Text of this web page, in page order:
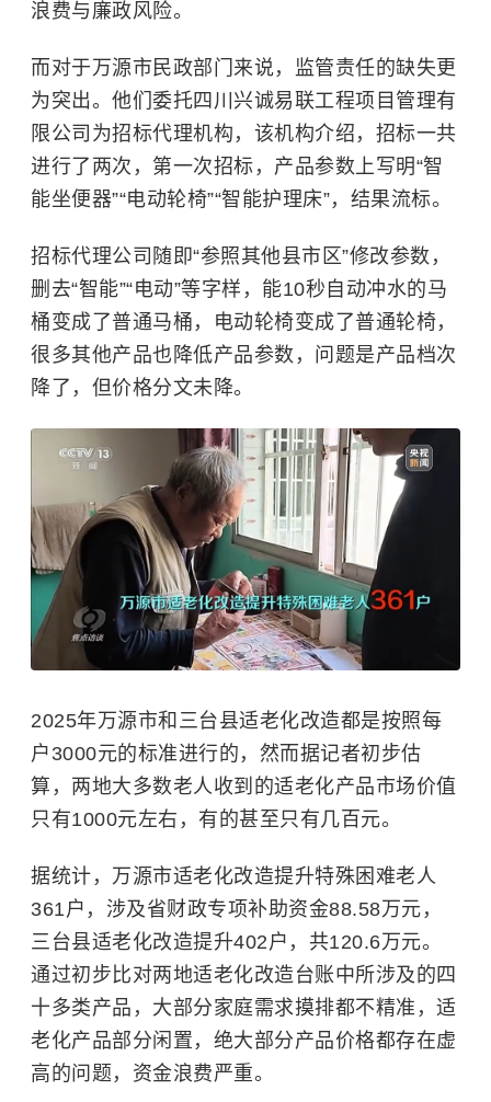
浪费与廉政风险。
而对于万源市民政部门来说，监管责任的缺失更
为突出。他们委托四川兴诚易联工程项目管理有
限公司为招标代理机构，该机构介绍，招标一共
进行了两次，第一次招标，产品参数上写明“智
能坐便器”“电动轮椅”“智能护理床”，结果流标。
招标代理公司随即“参照其他县市区”修改参数，
删去“智能”“电动”等字样，能10秒自动冲水的马
桶变成了普通马桶，电动轮椅变成了普通轮椅，
很多其他产品也降低产品参数，问题是产品档次
降了，但价格分文未降。
2025年万源市和三台县适老化改造都是按照每
户3000元的标准进行的，然而据记者初步估
算，两地大多数老人收到的适老化产品市场价值
只有1000元左右，有的甚至只有几百元。
据统计，万源市适老化改造提升特殊困难老人
361户，涉及省财政专项补助资金88.58万元，
三台县适老化改造提升402户，共120.6万元。
通过初步比对两地适老化改造台账中所涉及的四
十多类产品，大部分家庭需求摸排都不精准，适
老化产品部分闲置，绝大部分产品价格都存在虚
高的问题，资金浪费严重。